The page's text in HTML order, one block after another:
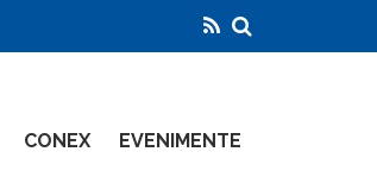
CONEX EVENIMENTE